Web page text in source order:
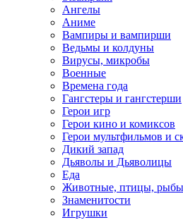
Ангелы
Аниме
Вампиры и вампирши
Ведьмы и колдуны
Вирусы, микробы
Военные
Времена года
Гангстеры и гангстерши
Герои игр
Герои кино и комиксов
Герои мультфильмов и
Дикий запад
Дьяволы и Дьяволицы
Еда
Животные, птицы, рыбы
Знаменитости
Игрушки